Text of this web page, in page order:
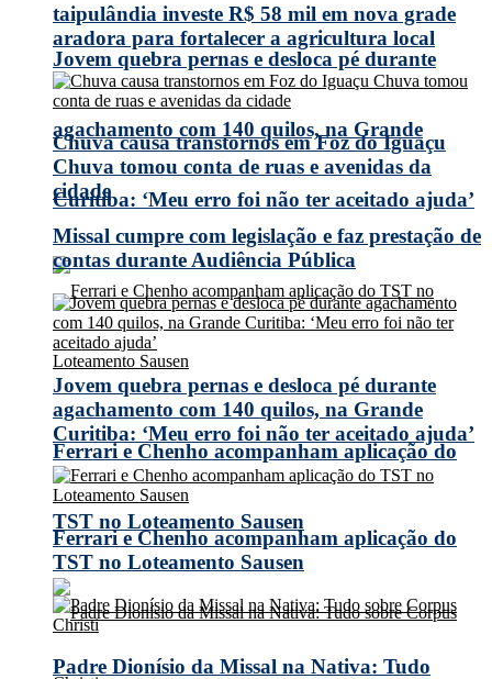
Jovem quebra pernas e desloca pé durante
agachamento com 140 quilos, na Grande
Curitiba: ‘Meu erro foi não ter aceitado ajuda’
Ferrari e Chenho acompanham aplicação do
TST no Loteamento Sausen
taipulândia investe R$ 58 mil em nova grade
aradora para fortalecer a agricultura local
Chuva causa transtornos em Foz do Iguaçu
Chuva tomou conta de ruas e avenidas da
cidade
Missal cumpre com legislação e faz prestação de
contas durante Audiência Pública
Jovem quebra pernas e desloca pé durante
agachamento com 140 quilos, na Grande
Curitiba: ‘Meu erro foi não ter aceitado ajuda’
Ferrari e Chenho acompanham aplicação do
TST no Loteamento Sausen
Padre Dionísio da Missal na Nativa: Tudo